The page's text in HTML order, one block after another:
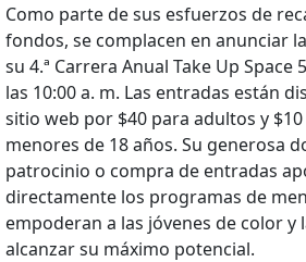
Como parte de sus esfuerzos de
fondos, se complacen en anunciar
su 4.ª Carrera Anual Take Up Space
las 10:00 a. m. Las entradas están
sitio web por $40 para adultos y
menores de 18 años. Su generosa
patrocinio o compra de entradas
directamente los programas de
empoderan a las jóvenes de color y
alcanzar su máximo potencial.